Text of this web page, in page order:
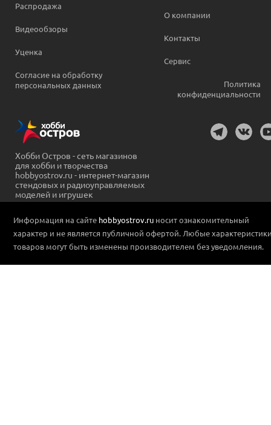
Распродажа
Видеообзоры
Уценка
Согласие на обработку
персональных данных
О компании
Контакты
Сервис
Политика
конфиденциальности
Хобби Остров - сеть магазинов
для хобби и творчества
hobbyostrov.ru - интернет-магазин
стендовых и радиоуправляемых
моделей и игрушек
Информация на сайте hobbyostrov.ru носит ознакомительный
характер и не является публичной офертой. Любые
товаров могут быть изменены производителем без уведомления.